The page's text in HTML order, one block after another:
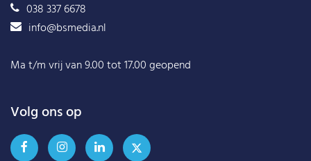
038 337 6678
info@bsmedia.nl
Ma t/m vrij van 9.00 tot 17.00 geopend
Volg ons op